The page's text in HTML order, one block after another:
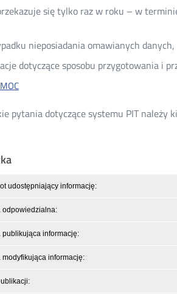
się tylko raz w roku – w
nieposiadania omawianych
dotyczące sposobu przygotowania i
pytania dotyczące systemu PIT należy
udostępniający informację:
odpowiedzialna:
publikująca informację:
modyfikująca informację: